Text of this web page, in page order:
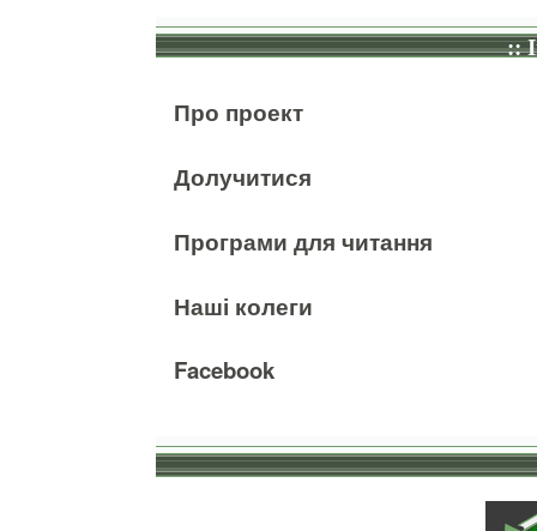
::
Про проект
Долучитися
Програми для читання
Наші колеги
Facebook